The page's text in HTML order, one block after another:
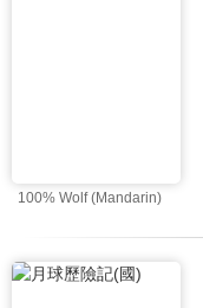
100% Wolf (Mandarin)